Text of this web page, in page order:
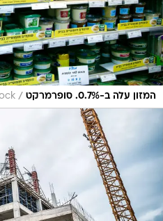
המזון עלה ב-0.7%. סופרמרקט /